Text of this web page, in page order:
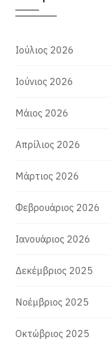
Ιούλιος 2026
Ιούνιος 2026
Μάιος 2026
Απρίλιος 2026
Μάρτιος 2026
Φεβρουάριος 2026
Ιανουάριος 2026
Δεκέμβριος 2025
Νοέμβριος 2025
Οκτώβριος 2025